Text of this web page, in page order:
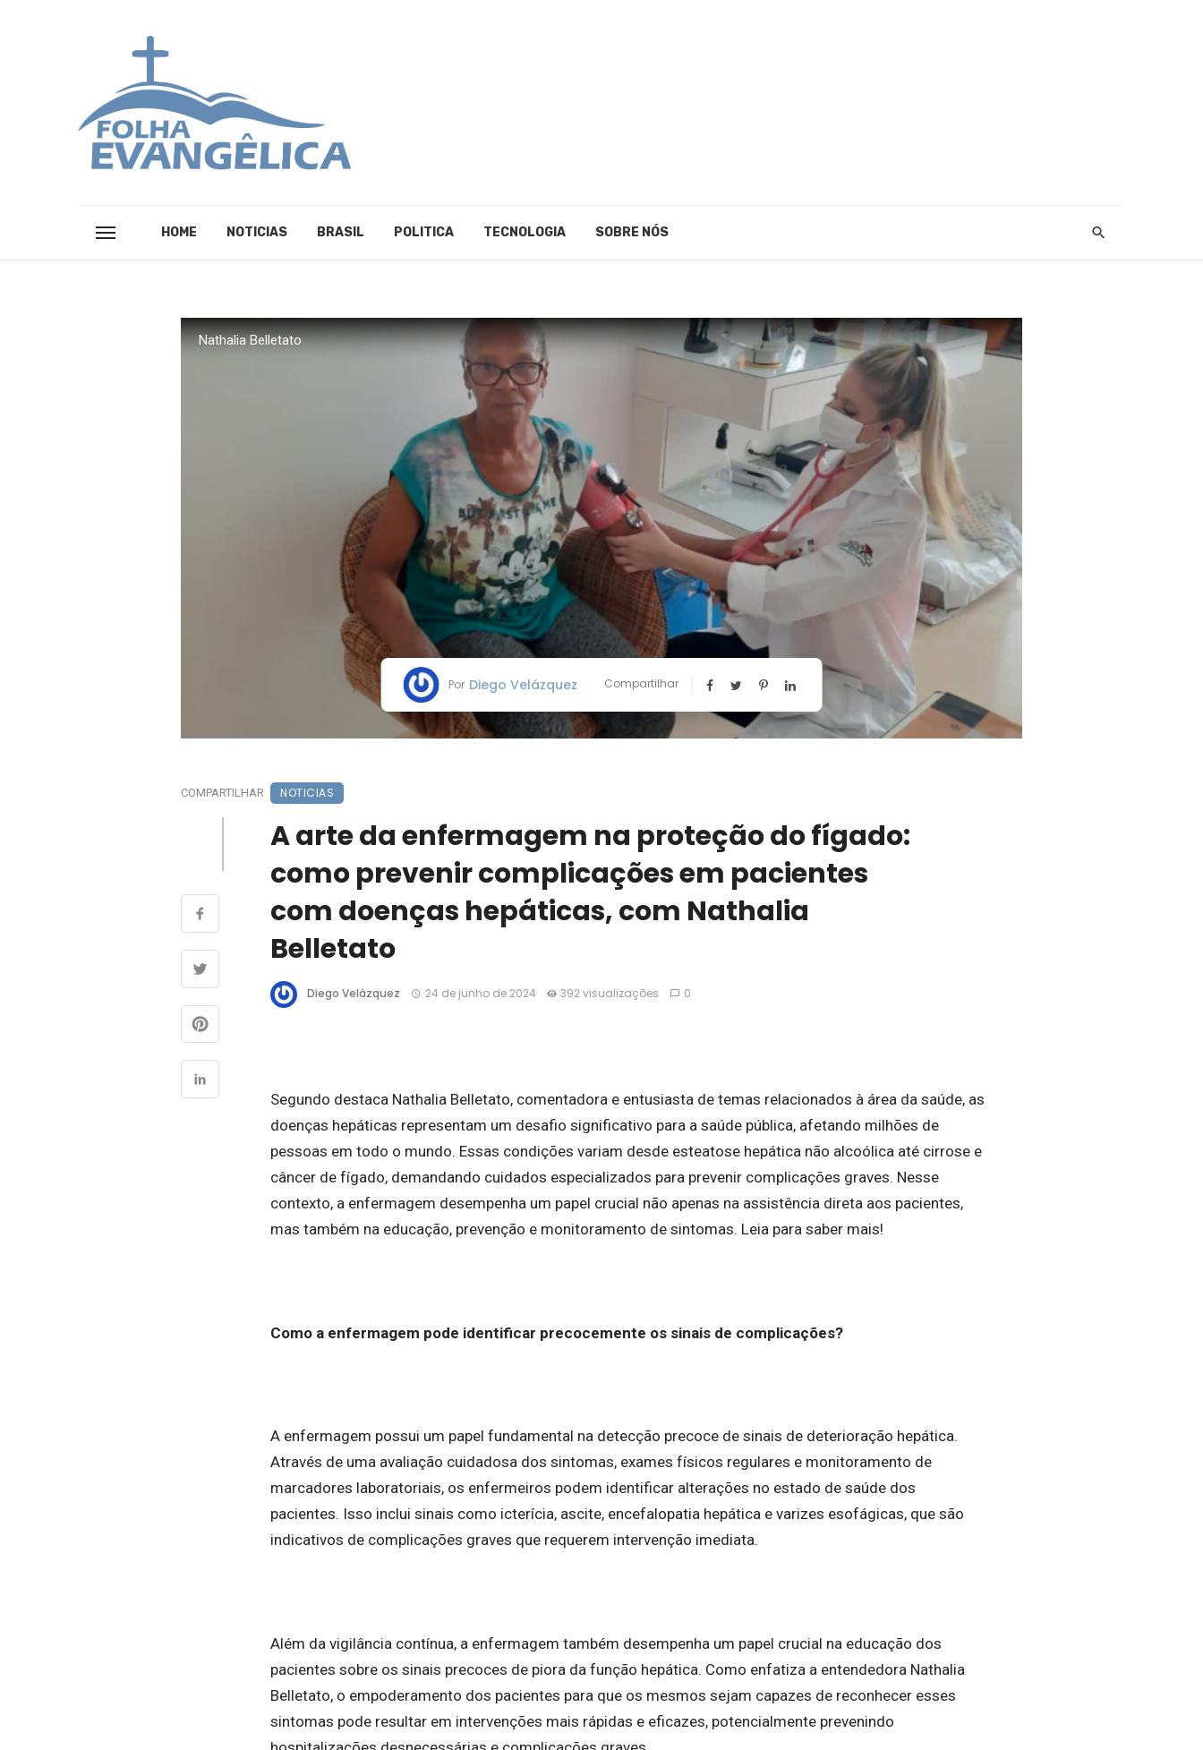
HOME NOTICIAS BRASIL POLITICA TECNOLOGIA SOBRE NÓS
Nathalia Belletato
Por Diego Velázquez Compartilhar
COMPARTILHAR NOTICIAS
A arte da enfermagem na proteção do fígado:
como prevenir complicações em pacientes
com doenças hepáticas, com Nathalia
Belletato
Diego Velázquez 24 de junho de 2024 392 visualizações 0
Segundo destaca Nathalia Belletato, comentadora e entusiasta de temas relacionados à área da saúde, as
doenças hepáticas representam um desafio significativo para a saúde pública, afetando milhões de
pessoas em todo o mundo. Essas condições variam desde esteatose hepática não alcoólica até cirrose e
câncer de fígado, demandando cuidados especializados para prevenir complicações graves. Nesse
contexto, a enfermagem desempenha um papel crucial não apenas na assistência direta aos pacientes,
mas também na educação, prevenção e monitoramento de sintomas. Leia para saber mais!
Como a enfermagem pode identificar precocemente os sinais de complicações?
A enfermagem possui um papel fundamental na detecção precoce de sinais de deterioração hepática.
Através de uma avaliação cuidadosa dos sintomas, exames físicos regulares e monitoramento de
marcadores laboratoriais, os enfermeiros podem identificar alterações no estado de saúde dos
pacientes. Isso inclui sinais como icterícia, ascite, encefalopatia hepática e varizes esofágicas, que são
indicativos de complicações graves que requerem intervenção imediata.
Além da vigilância contínua, a enfermagem também desempenha um papel crucial na educação dos
pacientes sobre os sinais precoces de piora da função hepática. Como enfatiza a entendedora Nathalia
Belletato, o empoderamento dos pacientes para que os mesmos sejam capazes de reconhecer esses
sintomas pode resultar em intervenções mais rápidas e eficazes, potencialmente prevenindo